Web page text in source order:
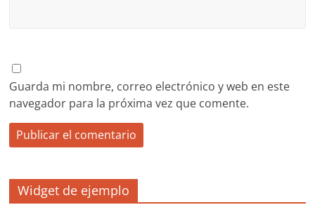
Guarda mi nombre, correo electrónico y web en este
navegador para la próxima vez que comente.
Widget de ejemplo